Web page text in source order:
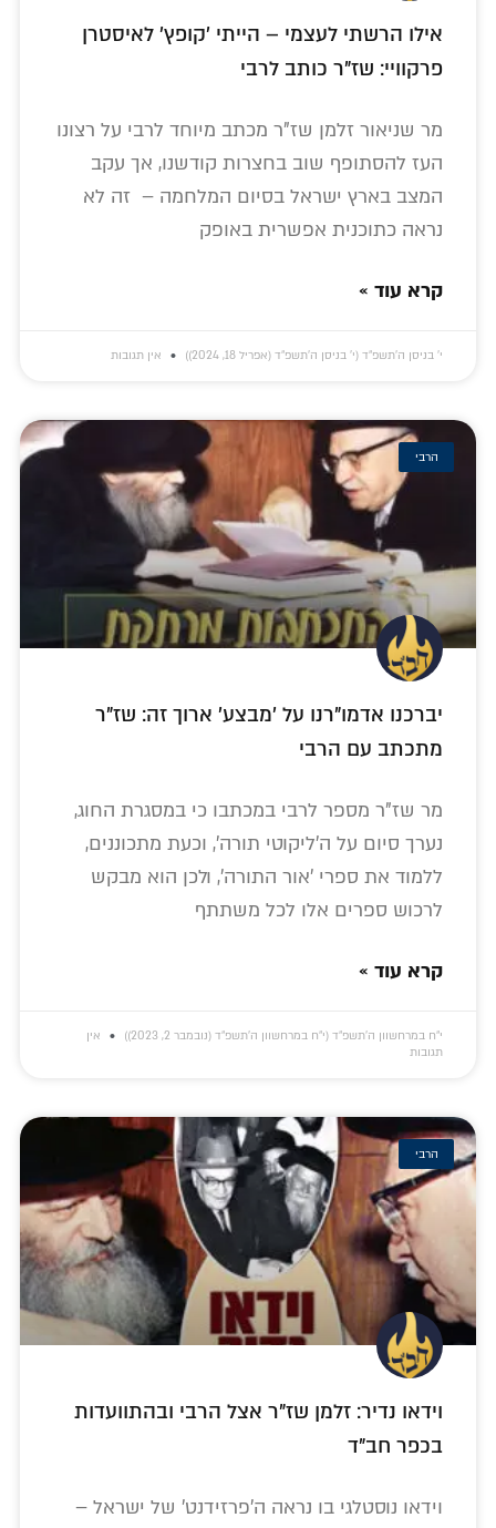
אילו הרשתי לעצמי – הייתי 'קופץ' לאיסטרן
פרקוויי: שז"ר כותב לרבי
מר שניאור זלמן שז"ר מכתב מיוחד לרבי על רצונו
העז להסתופף שוב בחצרות קודשנו, אך עקב
המצב בארץ ישראל בסיום המלחמה – זה לא
נראה כתוכנית אפשרית באופק
קרא עוד »
י׳ בניסן ה׳תשפ״ד (י׳ בניסן ה׳תשפ״ד (אפריל 18, 2024)) אין תגובות
הרבי
יברכנו אדמו"רנו על 'מבצע' ארוך זה: שז"ר
מתכתב עם הרבי
מר שז"ר מספר לרבי במכתבו כי במסגרת החוג,
נערך סיום על ה'ליקוטי תורה', וכעת מתכוננים,
ללמוד את ספרי 'אור התורה', ולכן הוא מבקש
לרכוש ספרים אלו לכל משתתף
קרא עוד »
י״ח במרחשוון ה׳תשפ״ד (י״ח במרחשוון ה׳תשפ״ד (נובמבר 2, 2023))
אין
תגובות
הרבי
וידאו נדיר: זלמן שז"ר אצל הרבי ובהתוועדות
בכפר חב"ד
וידאו נוסטלגי בו נראה ה'פרזידנט' של ישראל –